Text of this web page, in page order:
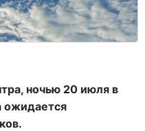
ночью 20 июля в
ожидается